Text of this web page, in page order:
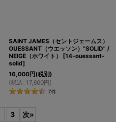
SAINT JAMES（セントジェームス）
OUESSANT（ウエッソン）"SOLID" /
NEIGE（ホワイト）
[14-ouessant-
solid]
16,000円(税別)
(税込 : 17,600円)
7件
3 次»